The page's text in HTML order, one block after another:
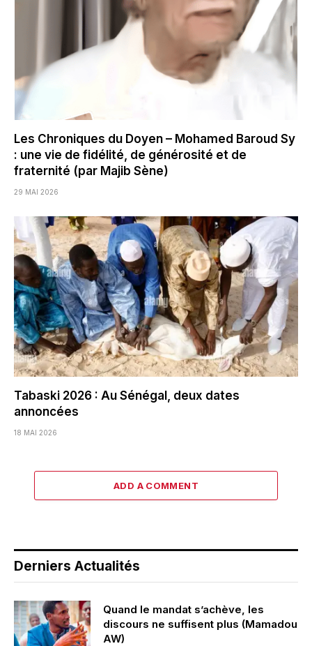
Les Chroniques du Doyen – Mohamed Baroud Sy
: une vie de fidélité, de générosité et de
fraternité (par Majib Sène)
29 MAI 2026
Tabaski 2026 : Au Sénégal, deux dates
annoncées
18 MAI 2026
ADD A COMMENT
Derniers Actualités
Quand le mandat s’achève, les
discours ne suffisent plus (Mamadou
AW)